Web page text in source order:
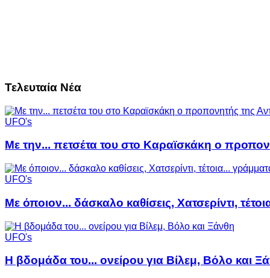
Τελευταία Νέα
UFO's
Με την... πετσέτα του στο Καραϊσκάκη ο
UFO's
Με όποιον... δάσκαλο καθίσεις, Χατσερίντι,
UFO's
Η βδομάδα του... ονείρου για Βίλεμ, Βόλο και